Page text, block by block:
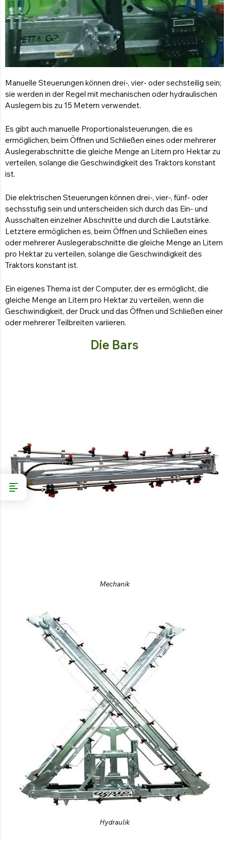
Manuelle Steuerungen können drei-, vier- oder sechsteilig sein;
sie werden in der Regel mit mechanischen oder hydraulischen
Auslegern bis zu 15 Metern verwendet.
Es gibt auch manuelle Proportionalsteuerungen, die es
ermöglichen, beim Öffnen und Schließen eines oder mehrerer
Auslegerabschnitte die gleiche Menge an Litern pro Hektar zu
verteilen, solange die Geschwindigkeit des Traktors konstant
ist.
Die elektrischen Steuerungen können drei-, vier-, fünf- oder
sechsstufig sein und unterscheiden sich durch das Ein- und
Ausschalten einzelner Abschnitte und durch die Lautstärke.
Letztere ermöglichen es, beim Öffnen und Schließen eines
oder mehrerer Auslegerabschnitte die gleiche Menge an Litern
pro Hektar zu verteilen, solange die Geschwindigkeit des
Traktors konstant ist.
Ein eigenes Thema ist der Computer, der es ermöglicht, die
gleiche Menge an Litern pro Hektar zu verteilen, wenn die
Geschwindigkeit, der Druck und das Öffnen und Schließen einer
oder mehrerer Teilbreiten variieren.
Die Bars
Mechanik
Hydraulik